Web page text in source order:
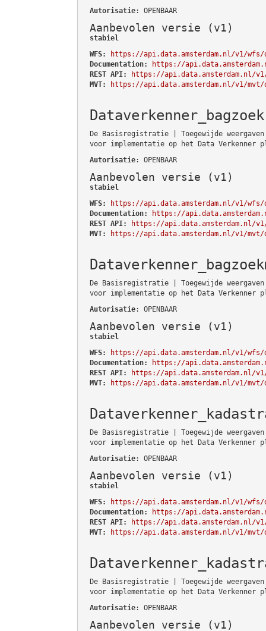
Autorisatie: OPENBAAR
Aanbevolen versie (v1)
stabiel
WFS:
https://api.data.amsterdam.nl/v1/wfs/
Documentation:
https://
REST API:
https://api.data.amsterdam.nl/v1/
MVT:
https://api.data.amsterdam.nl/v1/mvt/
Dataverkenner_bagzoek
De Basisregistratie | Toegewijde
voor implementatie op het Data Verkenner
Autorisatie: OPENBAAR
Aanbevolen versie (v1)
stabiel
WFS:
https://api.data.amsterdam.nl/v1/wfs/
Documentation:
https://
REST API:
https://api.data.amsterdam.nl/
MVT:
https://api.data.amsterdam.nl/v1/mvt/
De Basisregistratie | Toegewijde
voor implementatie op het Data Verkenner
Autorisatie: OPENBAAR
Aanbevolen versie (v1)
stabiel
WFS:
https://api.data.amsterdam.nl/v1/wfs/
Documentation:
https://
REST API:
https://api.data.amsterdam.nl/v1/
MVT:
https://api.data.amsterdam.nl/v1/mvt/
De Basisregistratie | Toegewijde
voor implementatie op het Data Verkenner
Autorisatie: OPENBAAR
Aanbevolen versie (v1)
stabiel
WFS:
https://api.data.amsterdam.nl/v1/wfs/
Documentation:
https://
REST API:
https://api.data.amsterdam.nl/
MVT:
https://api.data.amsterdam.nl/v1/
De Basisregistratie | Toegewijde
voor implementatie op het Data Verkenner
Autorisatie: OPENBAAR
Aanbevolen versie (v1)